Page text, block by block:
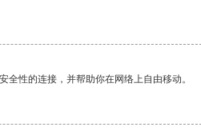
性的连接，并帮助你在网络上自由移动。